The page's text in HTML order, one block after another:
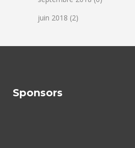
juin 2018 (2)
Sponsors